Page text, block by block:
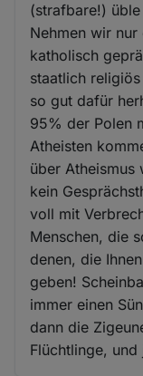
(strafbare!)
Nehmen wir
katholisch
staatlich
so gut dafür
95% der Polen
Atheisten
über
kein
voll mit
Menschen, die
denen, die
geben!
immer einen
dann die
Flüchtlinge,